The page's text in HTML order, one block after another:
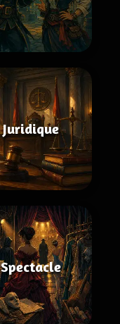
Juridique
Spectacle